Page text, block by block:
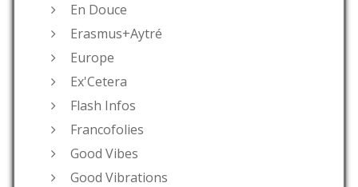
En Douce
Erasmus+Aytré
Europe
Ex'Cetera
Flash Infos
Francofolies
Good Vibes
Good Vibrations